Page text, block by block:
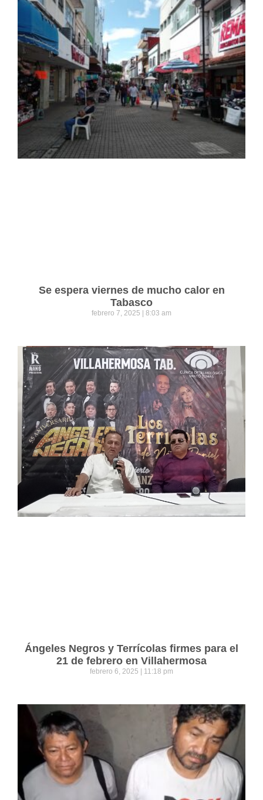
Se espera viernes de mucho calor en
Tabasco
febrero 7, 2025 8:03 am
Ángeles Negros y Terrícolas firmes para el
21 de febrero en Villahermosa
febrero 6, 2025 11:18 pm